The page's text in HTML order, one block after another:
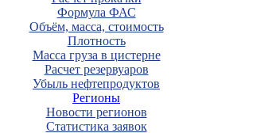
Формула ФАС
Объём, масса, стоимость
Плотность
Масса груза в цистерне
Расчет резервуаров
Убыль нефтепродуктов
Регионы
Новости регионов
Статистика заявок